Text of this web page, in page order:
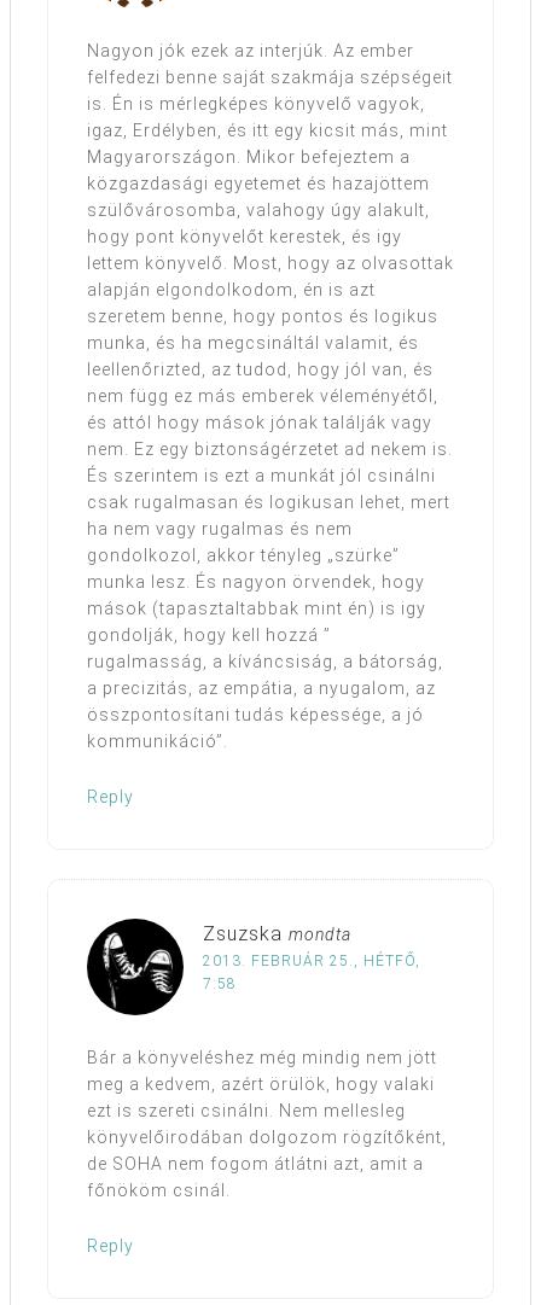
Nagyon jók ezek az interjúk. Az ember
felfedezi benne saját szakmája szépségeit
is. Én is mérlegképes könyvelő vagyok,
igaz, Erdélyben, és itt egy kicsit más, mint
Magyarországon. Mikor befejeztem a
közgazdasági egyetemet és hazajöttem
szülővárosomba, valahogy úgy alakult,
hogy pont könyvelőt kerestek, és igy
lettem könyvelő. Most, hogy az olvasottak
alapján elgondolkodom, én is azt
szeretem benne, hogy pontos és logikus
munka, és ha megcsináltál valamit, és
leellenőrizted, az tudod, hogy jól van, és
nem függ ez más emberek véleményétől,
és attól hogy mások jónak találják vagy
nem. Ez egy biztonságérzetet ad nekem is.
És szerintem is ezt a munkát jól csinálni
csak rugalmasan és logikusan lehet, mert
ha nem vagy rugalmas és nem
gondolkozol, akkor tényleg „szürke”
munka lesz. És nagyon örvendek, hogy
mások (tapasztaltabbak mint én) is igy
gondolják, hogy kell hozzá ”
rugalmasság, a kíváncsiság, a bátorság,
a precizitás, az empátia, a nyugalom, az
összpontosítani tudás képessége, a jó
kommunikáció”.
Reply
Zsuzska mondta
2013. FEBRUÁR 25., HÉTFŐ,
7:58
Bár a könyveléshez még mindig nem jött
meg a kedvem, azért örülök, hogy valaki
ezt is szereti csinálni. Nem mellesleg
könyvelőirodában dolgozom rögzítőként,
de SOHA nem fogom átlátni azt, amit a
főnököm csinál.
Reply